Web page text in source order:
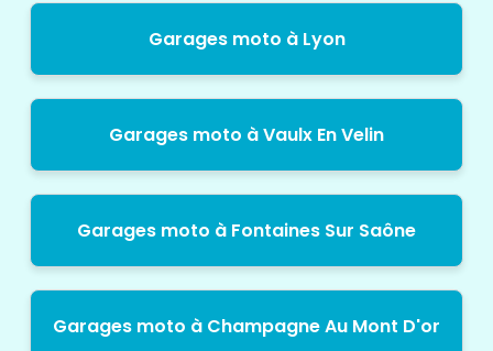
Garages moto à Lyon
Garages moto à Vaulx En Velin
Garages moto à Fontaines Sur Saône
Garages moto à Champagne Au Mont D'or